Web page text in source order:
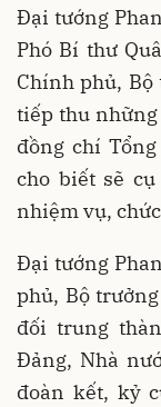
Đại tướng
Phó Bí thư
Chính phủ,
tiếp thu
đồng chí
cho biết sẽ
nhiệm vụ,
Đại tướng
phủ, Bộ
đối trung
Đảng, Nhà
đoàn kết, kỷ